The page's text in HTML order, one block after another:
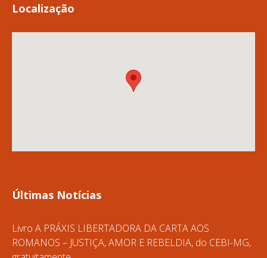
Localização
Últimas Notícias
Livro A PRÁXIS LIBERTADORA DA CARTA AOS
ROMANOS – JUSTIÇA, AMOR E REBELDIA, do CEBI-MG,